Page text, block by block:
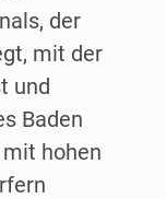
der
mit der
und
Baden
hohen